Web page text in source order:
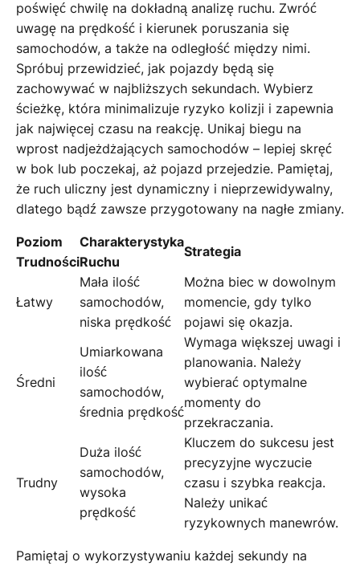
poświęć chwilę na dokładną analizę ruchu. Zwróć
uwagę na prędkość i kierunek poruszania się
samochodów, a także na odległość między nimi.
Spróbuj przewidzieć, jak pojazdy będą się
zachowywać w najbliższych sekundach. Wybierz
ścieżkę, która minimalizuje ryzyko kolizji i zapewnia
jak najwięcej czasu na reakcję. Unikaj biegu na
wprost nadjeżdżających samochodów – lepiej skręć
w bok lub poczekaj, aż pojazd przejedzie. Pamiętaj,
że ruch uliczny jest dynamiczny i nieprzewidywalny,
dlatego bądź zawsze przygotowany na nagłe zmiany.
Poziom
Trudności
Charakterystyka
Ruchu
Strategia
Łatwy
Mała ilość
samochodów,
niska prędkość
Można biec w dowolnym
momencie, gdy tylko
pojawi się okazja.
Średni
Umiarkowana
ilość
samochodów,
średnia prędkość
Wymaga większej uwagi i
planowania. Należy
wybierać optymalne
momenty do
przekraczania.
Trudny
Duża ilość
samochodów,
wysoka
prędkość
Kluczem do sukcesu jest
precyzyjne wyczucie
czasu i szybka reakcja.
Należy unikać
ryzykownych manewrów.
Pamiętaj o wykorzystywaniu każdej sekundy na